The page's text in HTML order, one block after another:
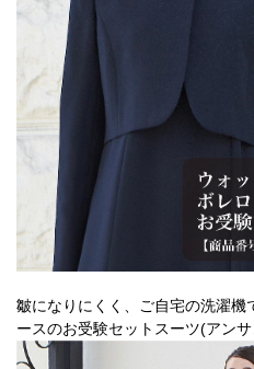
皺になりにくく、ご自宅の洗濯
ースのお受験セットスーツ(アンサ